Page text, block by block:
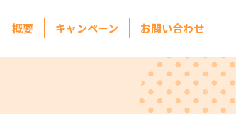
概要 キャンペーン お問い合わせ